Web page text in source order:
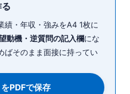
績・年収・強みをA4 1枚に
動機・逆質問の記入欄にな
ばそのまま面接に持ってい
PDFで保存